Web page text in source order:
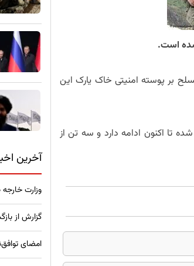
است.
بر پوسته امنیتی خاک یارک این
تا اکنون ادامه دارد و سه تن از
آخرین
وزارت
گزارش از
امضای